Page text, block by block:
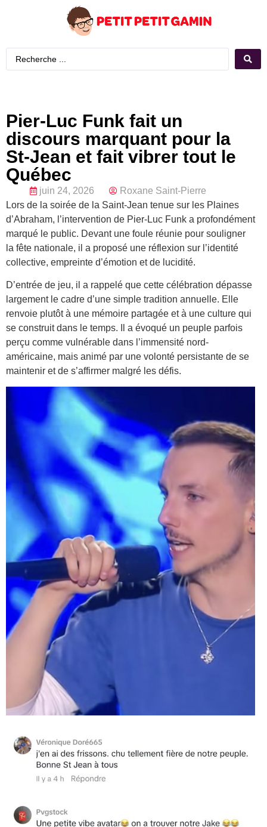
Pier-Luc Funk fait un
discours marquant pour la
St-Jean et fait vibrer tout le
Québec
juin 24, 2026
Roxane Saint-Pierre
Lors de la soirée de la Saint-Jean tenue sur les Plaines
d’Abraham, l’intervention de Pier-Luc Funk a profondément
marqué le public. Devant une foule réunie pour souligner
la fête nationale, il a proposé une réflexion sur l’identité
collective, empreinte d’émotion et de lucidité.
D’entrée de jeu, il a rappelé que cette célébration dépasse
largement le cadre d’une simple tradition annuelle. Elle
renvoie plutôt à une mémoire partagée et à une culture qui
se construit dans le temps. Il a évoqué un peuple parfois
perçu comme vulnérable dans l’immensité nord-
américaine, mais animé par une volonté persistante de se
maintenir et de s’affirmer malgré les défis.